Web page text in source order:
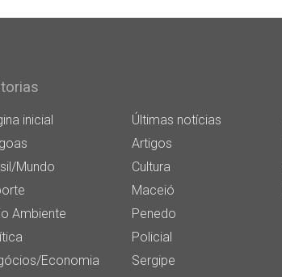
inicial
Últimas notícias
Artigos
Mundo
Cultura
Maceió
Ambiente
Penedo
Policial
Economia
Sergipe